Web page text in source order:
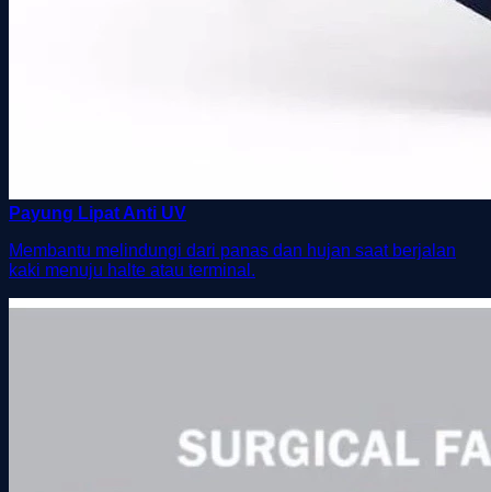
Payung Lipat Anti UV
Membantu melindungi dari panas dan hujan saat berjalan
kaki menuju halte atau terminal.